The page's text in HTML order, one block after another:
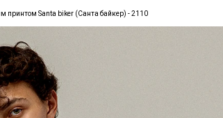
принтом Santa biker (Санта байкер) - 2110